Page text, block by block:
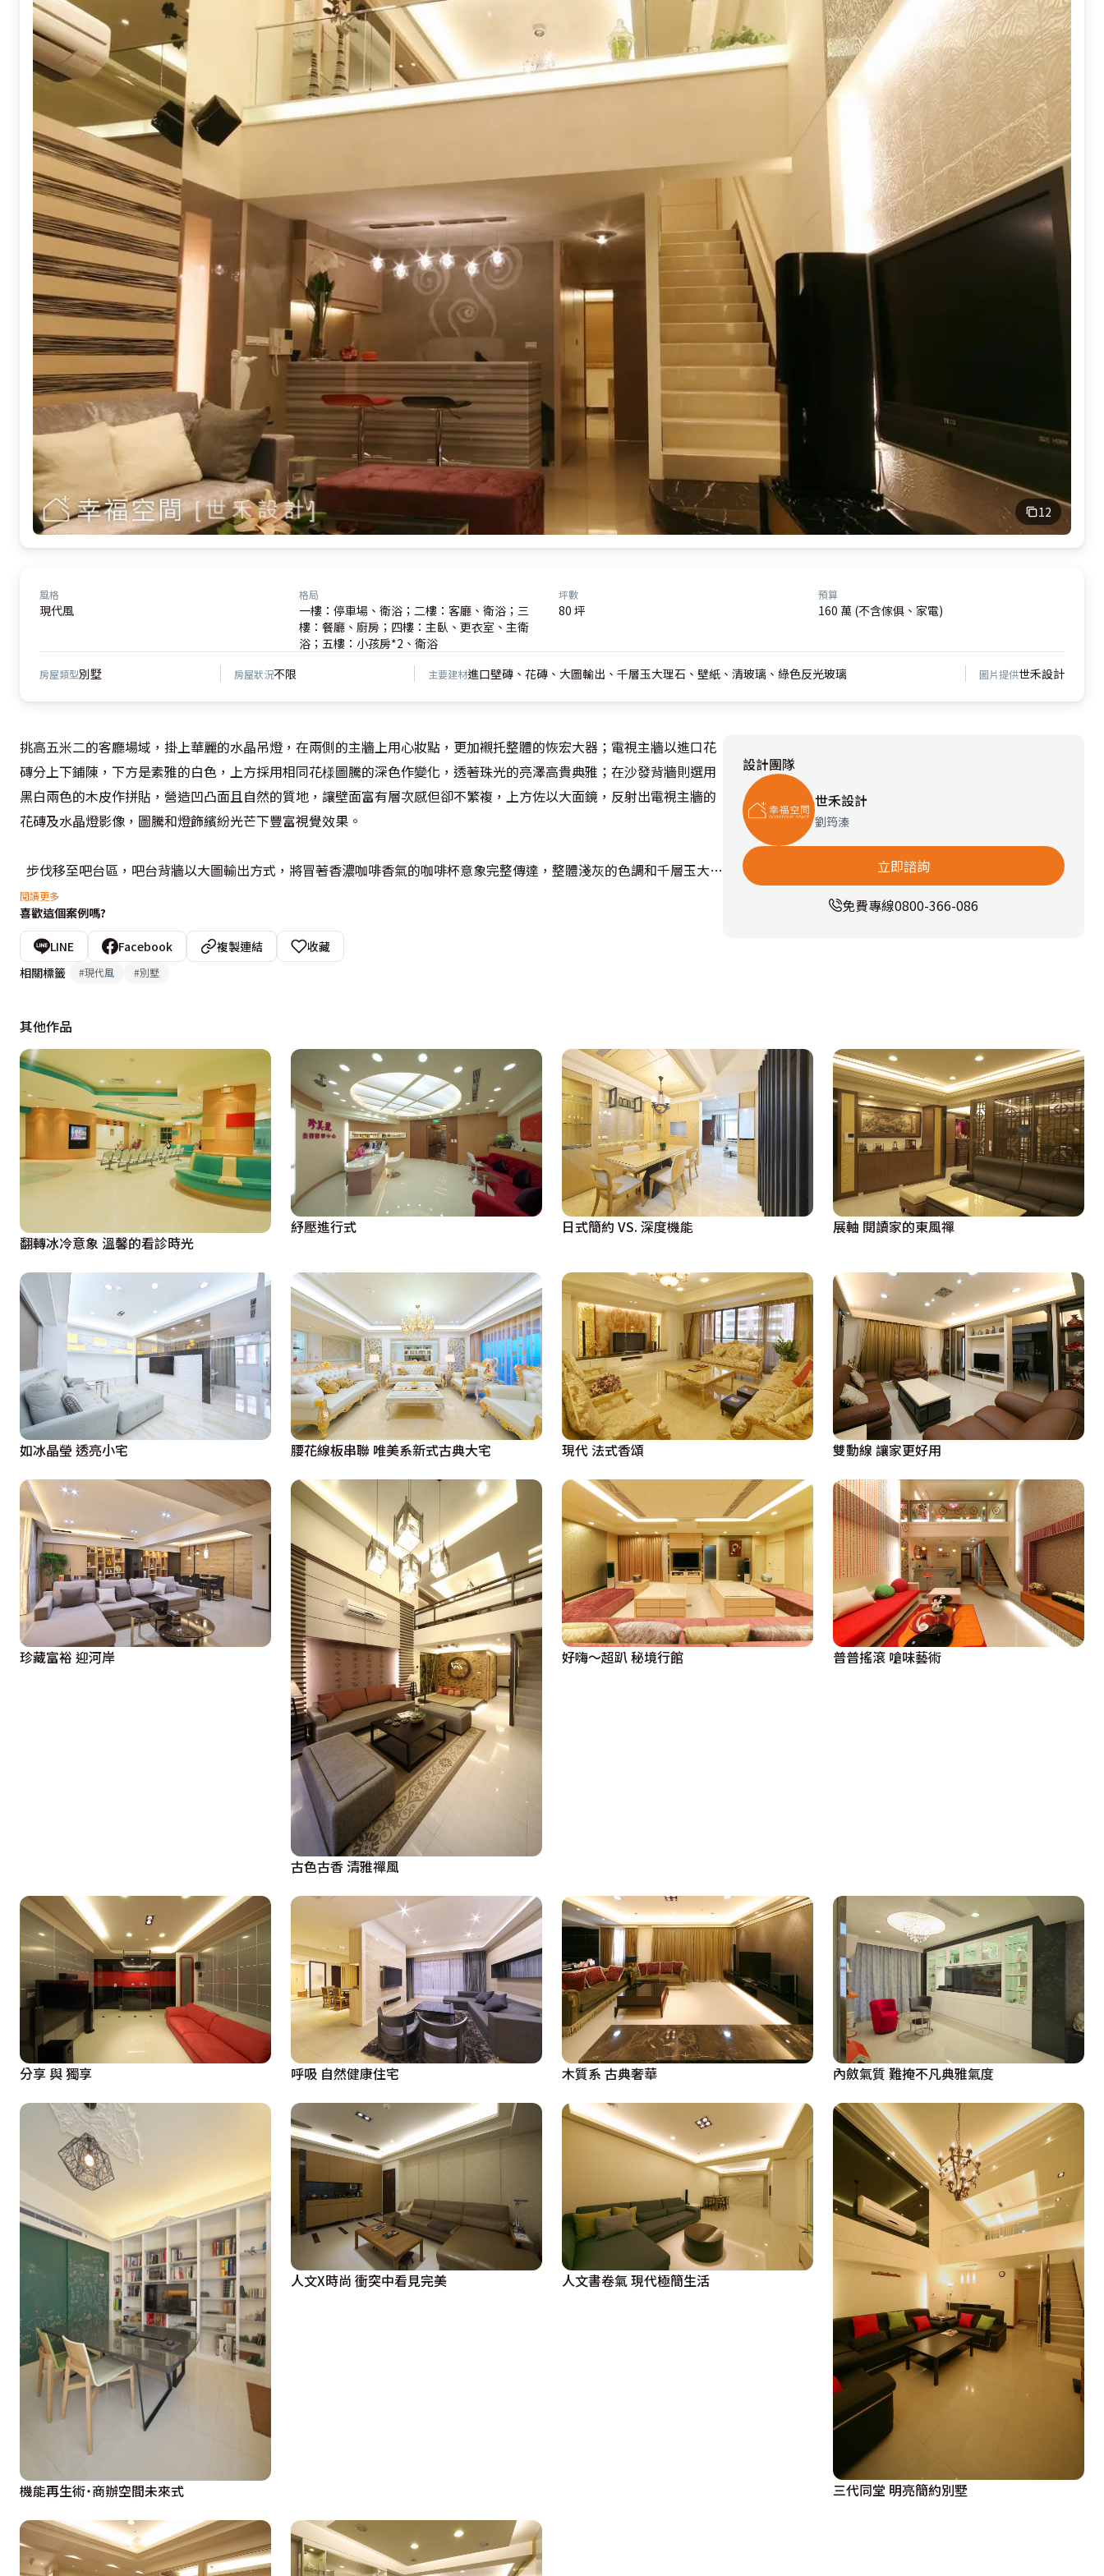
12
風格
現代風
格局
一樓：停車場、衛浴；二樓：客廳、衛浴；三
樓：餐廳、廚房；四樓：主臥、更衣室、主衛
浴；五樓：小孩房*2、衛浴
坪數
80 坪
預算
160 萬 (不含傢俱、家電)
房屋類型別墅 房屋狀況不限 主要建材進口壁磚、花磚、大圖輸出、千層玉大理石、壁紙、清玻璃、綠色反光玻璃 圖片提供世禾設計
挑高五米二的客廳場域，掛上華麗的水晶吊燈，在兩側的主牆上用心妝點，更加襯托整體的恢宏大器；電視主牆以進口花
磚分上下鋪陳，下方是素雅的白色，上方採用相同花様圖騰的深色作變化，透著珠光的亮澤高貴典雅；在沙發背牆則選用
黑白兩色的木皮作拼貼，營造凹凸面且自然的質地，讓壁面富有層次感但卻不繁複，上方佐以大面鏡，反射出電視主牆的
花磚及水晶燈影像，圖騰和燈飾繽紛光芒下豐富視覺效果。
  步伐移至吧台區，吧台背牆以大圖輸出方式，將冒著香濃咖啡香氣的咖啡杯意象完整傳達，整體淺灰的色調和千層玉大理
石的吧台面完美融合在一起，讓人忍不住想立刻品嚐綿密口感的卡布其諾。
  拾階而上來到二樓的夾層空間，餐廳展示櫃以古典對稱手法規劃，一方面以鏡面放大空間，一方面巧妙修飾虛化柱體，搭
配水晶吊燈營造華麗幽靜的用餐氛圍。廚房以橫拉門和餐廳相隔，特別選用透光不透明的裂紋玻璃，讓兩個空間視使用需
陳，空間立時佈滿層次和立體感。
  主臥室佐粉綠富光澤的壁紙搭配粉紅繃布讓床頭倍增氣派，全室鋪設地毯，並善用光影營造浪漫柔和的休憩氛圍。一旁更
衣室以木作精心打造，櫃體門片用壁布貼覆增加立體質感。綜觀全案，設計師擅於挑選精緻的質材，用光影層層堆疊出空
間的美感和價值，令人身處其中心曠神怡、驚喜無窮。
閱讀更多
喜歡這個案例嗎?
LINE Facebook 複製連結
收藏
相關標籤
#現代風 #別墅
設計團隊
世禾設計
劉筠溱
立即諮詢
免費專線0800-366-086
其他作品
翻轉冰冷意象 溫馨的看診時光
紓壓進行式 日式簡約 VS. 深度機能 展軸 閱讀家的東風禪
如冰晶瑩 透亮小宅 腰花線板串聯 唯美系新式古典大宅 現代 法式香頌 雙動線 讓家更好用
珍藏富裕 迎河岸
古色古香 清雅禪風
好嗨〜超趴 秘境行館 普普搖滾 嗆味藝術
分享 與 獨享 呼吸 自然健康住宅 木質系 古典奢華 內斂氣質 難掩不凡典雅氣度
機能再生術˙商辦空間未來式
人文X時尚 衝突中看見完美 人文書卷氣 現代極簡生活
三代同堂 明亮簡約別墅